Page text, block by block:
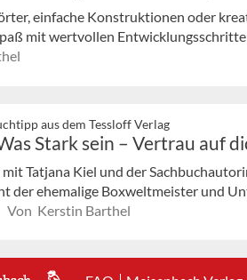
einfache Konstruktionen oder
mit wertvollen
aus dem Tessloff Verlag
Stark sein – Vertrau auf
Tatjana Kiel und der
der ehemalige Boxweltmeister und
Von Kerstin Barthel